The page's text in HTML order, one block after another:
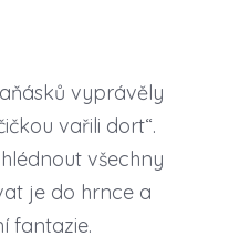
vyprávěly
vařili dort“.
všechny
je do hrnce a
fantazie.